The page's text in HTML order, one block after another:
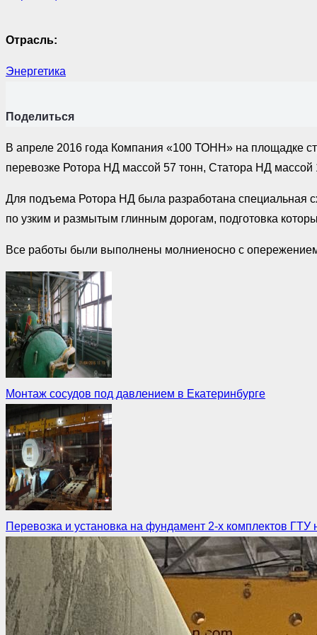
Отрасль:
Энергетика
Поделиться
В апреле 2016 года Компания «100 ТОНН» на площадке
перевозке Ротора НД массой 57 тонн, Статора НД
Для подъема Ротора НД была разработана специальная
по узким и размытым глинным дорогам, подготовка
Все работы были выполнены молниеносно с
Монтаж сосудов под давлением в Екатеринбурге
Перевозка и установка на фундамент 2-х комплектов
Монтаж
Демонтаж
Такелаж